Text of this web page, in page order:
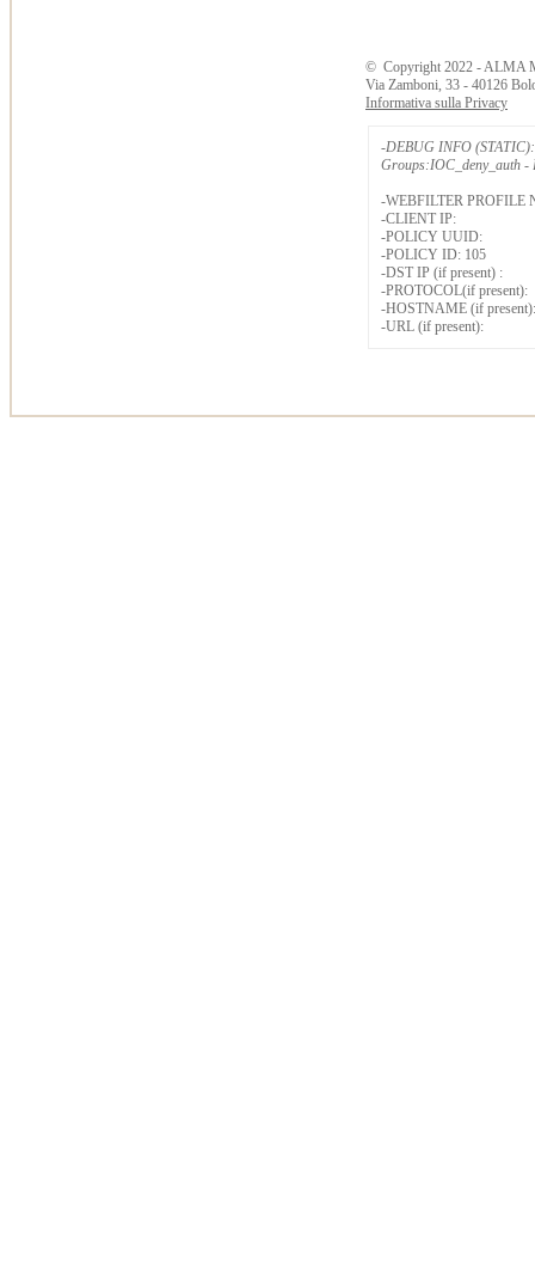
© Copyright 2022 - ALMA
Via Zamboni, 33 - 40126
Informativa sulla Privacy
-DEBUG INFO (STATIC):
Groups:IOC_deny_auth -
-WEBFILTER PROFILE
-CLIENT IP:
-POLICY UUID:
-POLICY ID: 105
-DST IP (if present) :
-PROTOCOL(if present):
-HOSTNAME (if present):
-URL (if present):